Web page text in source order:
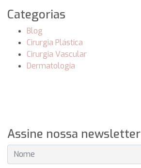
Categorias
Blog
Cirurgia Plástica
Cirurgia Vascular
Dermatologia
Assine nossa newsletter